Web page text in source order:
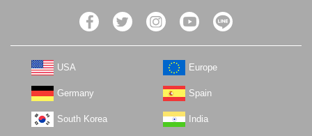
USA Europe
Germany Spain
South Korea India